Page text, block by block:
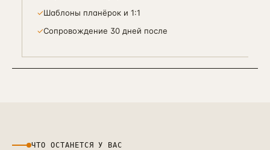
✓Шаблоны планёрок и 1:1
✓Сопровождение 30 дней после
ЧТО ОСТАНЕТСЯ У ВАС